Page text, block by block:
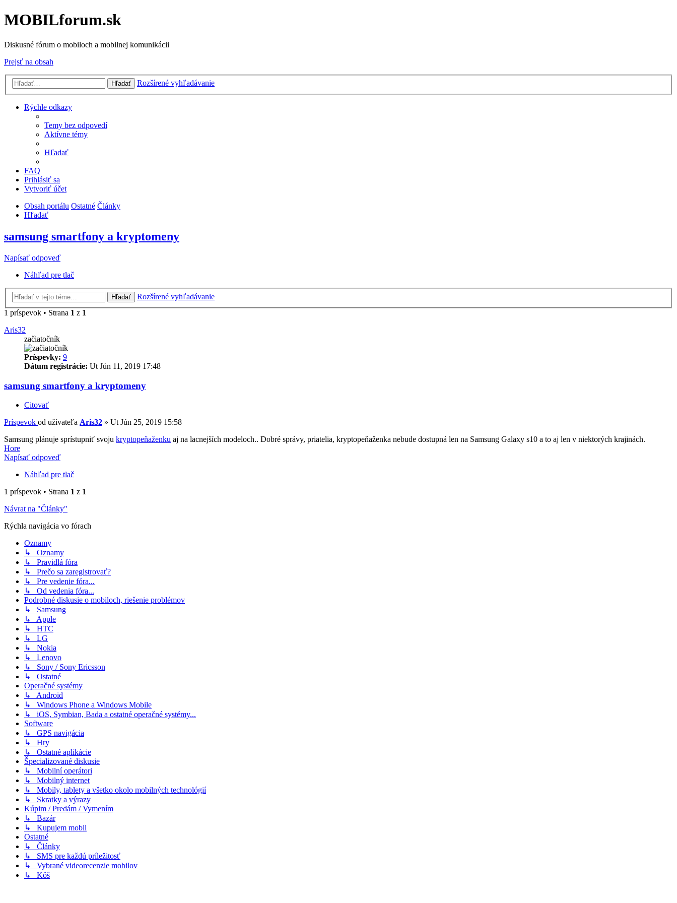
MOBILforum.sk
Diskusné fórum o mobiloch a mobilnej komunikácii
Prejsť na obsah
Hľadať Rozšírené vyhľadávanie
Rýchle odkazy
Temy bez odpovedí
Aktívne témy
Hľadať
FAQ
Prihlásiť sa
Vytvoriť účet
Obsah portálu Ostatné Články
Hľadať
samsung smartfony a kryptomeny
Napísať odpoveď
Náhľad pre tlač
Hľadať
Rozšírené vyhľadávanie
1 príspevok • Strana 1 z 1
Aris32
začiatočník
Príspevky: 9
Dátum registrácie: Ut Jún 11, 2019 17:48
samsung smartfony a kryptomeny
Citovať
Príspevok od užívateľa Aris32 » Ut Jún 25, 2019 15:58
Samsung plánuje sprístupniť svoju kryptopeňaženku aj na lacnejších modeloch.. Dobré správy, priatelia, kryptopeňaženka nebude dostupná len na Samsung Galaxy s10 a to aj len v niektorých krajinách.
Hore
Napísať odpoveď
Náhľad pre tlač
1 príspevok • Strana 1 z 1
Návrat na "Články"
Rýchla navigácia vo fórach
Oznamy
↳ Oznamy
↳ Pravidlá fóra
↳ Prečo sa zaregistrovať?
↳ Pre vedenie fóra...
↳ Od vedenia fóra...
Podrobné diskusie o mobiloch, riešenie problémov
↳ Samsung
↳ Apple
↳ HTC
↳ LG
↳ Nokia
↳ Lenovo
↳ Sony / Sony Ericsson
↳ Ostatné
Operačné systémy
↳ Android
↳ Windows Phone a Windows Mobile
↳ iOS, Symbian, Bada a ostatné operačné systémy...
Software
↳ GPS navigácia
↳ Hry
↳ Ostatné aplikácie
Špecializované diskusie
↳ Mobilní operátori
↳ Mobilný internet
↳ Mobily, tablety a všetko okolo mobilných technológií
↳ Skratky a výrazy
Kúpim / Predám / Vymením
↳ Bazár
↳ Kupujem mobil
Ostatné
↳ Články
↳ SMS pre každú príležitosť
↳ Vybrané videorecenzie mobilov
↳ Kôš